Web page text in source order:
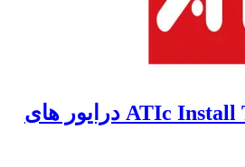
دانلود ATIc Install Tool 2.14.0 درایور های